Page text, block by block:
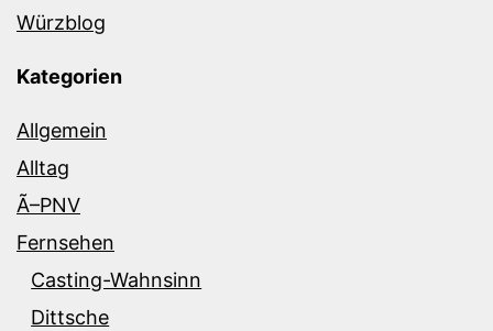
Würzblog
Kategorien
Allgemein
Alltag
Ã–PNV
Fernsehen
Casting-Wahnsinn
Dittsche